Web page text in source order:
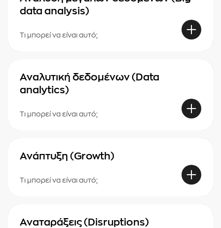
data analysis)
Τι μπορεί να είναι αυτό;
Αναλυτική δεδομένων (Data
analytics)
Τι μπορεί να είναι αυτό;
Ανάπτυξη (Growth)
Τι μπορεί να είναι αυτό;
Αναταράξεις (Disruptions)